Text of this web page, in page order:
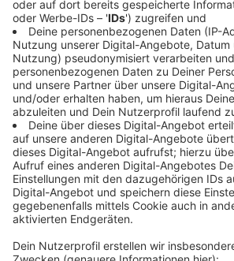
600 Fahrräder, 90 E-Bikes und rund
das ist die Vision der Wupsi, mit der
Leverkusenern den Wechsel aufs
schmackhaft machen will.
die aktuell noch nicht so viele
sich bald auf neue Standorte
Netz werde sukzessive ausgebaut.
Neuerung: Alle E-Bikes werden
Wechselakkus ausgestattet. Sie
mehr an den Ladestationen
Partner für den Ausbau tut sich die
weiterhin mit nextbike zusammen.
Menschen haben sich bisher für